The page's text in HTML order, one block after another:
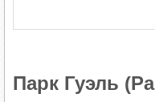
Парк Гуэль